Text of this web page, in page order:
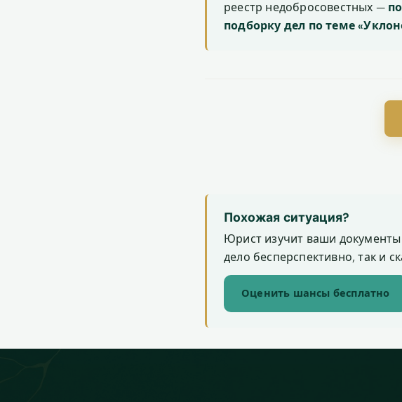
реестр недобросовестных —
подборку дел по теме
Похожая ситуация?
Юрист изучит ваши
дело бесперспективно, так и
Оценить шансы бесплатно